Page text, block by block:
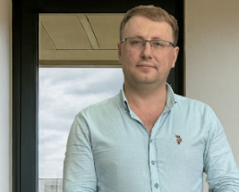
СКАЧАТЬ СЕКРЕТЫ